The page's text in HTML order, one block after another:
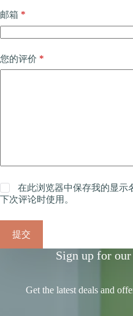
邮箱 *
您的评价 *
在此浏览器中保存我的显示
下次评论时使用。
提交
Sign up for
Get the latest deals and